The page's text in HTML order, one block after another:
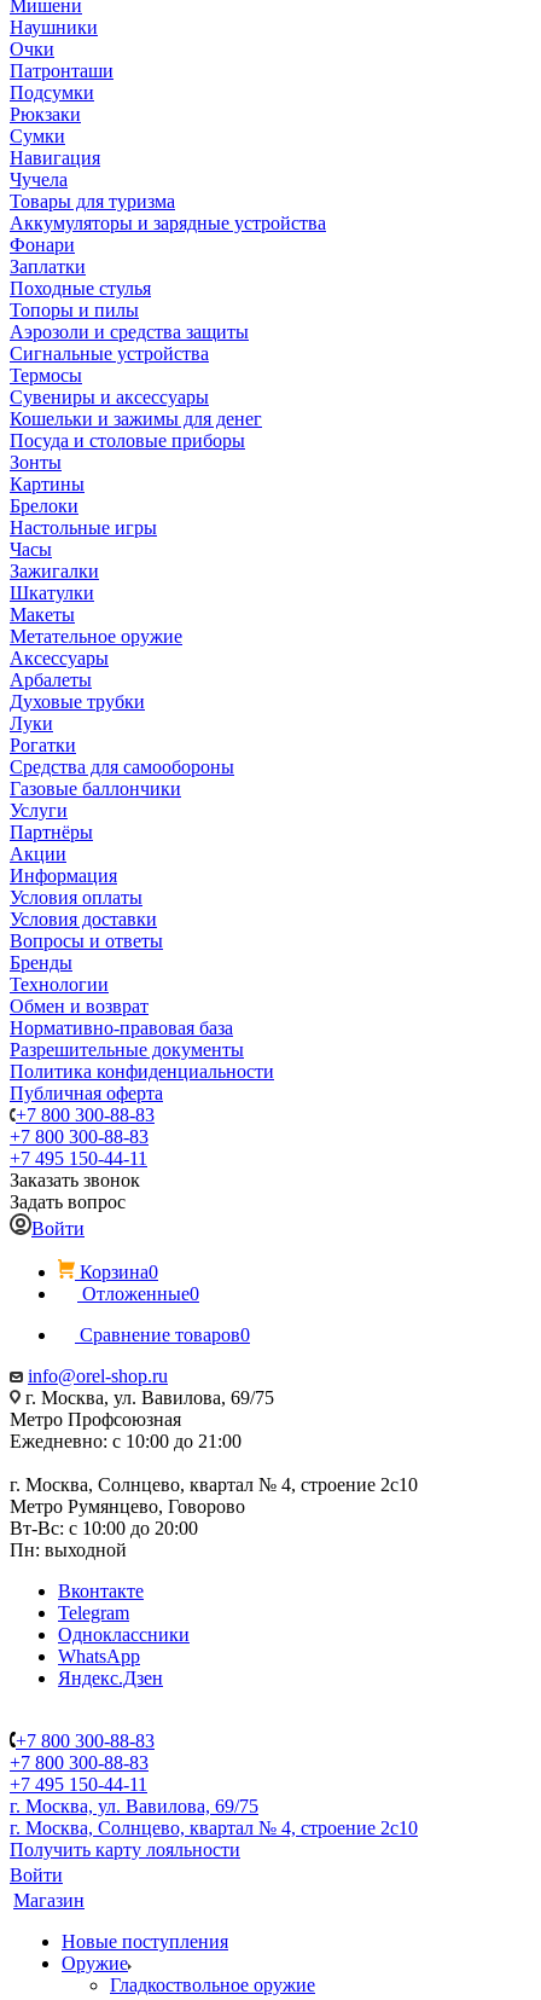
Мишени
Наушники
Очки
Патронташи
Подсумки
Рюкзаки
Сумки
Навигация
Чучела
Товары для туризма
Аккумуляторы и зарядные устройства
Фонари
Заплатки
Походные стулья
Топоры и пилы
Аэрозоли и средства защиты
Сигнальные устройства
Термосы
Сувениры и аксессуары
Кошельки и зажимы для денег
Посуда и столовые приборы
Зонты
Картины
Брелоки
Настольные игры
Часы
Зажигалки
Шкатулки
Макеты
Метательное оружие
Аксессуары
Арбалеты
Духовые трубки
Луки
Рогатки
Средства для самообороны
Газовые баллончики
Услуги
Партнёры
Акции
Информация
Условия оплаты
Условия доставки
Вопросы и ответы
Бренды
Технологии
Обмен и возврат
Нормативно-правовая база
Разрешительные документы
Политика конфиденциальности
Публичная оферта
+7 800 300-88-83
+7 800 300-88-83
+7 495 150-44-11
Заказать звонок
Задать вопрос
Войти
Корзина0
Отложенные0
Сравнение товаров0
info@orel-shop.ru
г. Москва, ул. Вавилова, 69/75
Метро Профсоюзная
Ежедневно: с 10:00 до 21:00
г. Москва, Солнцево, квартал № 4, строение 2с10
Метро Румянцево, Говорово
Вт-Вс: с 10:00 до 20:00
Пн: выходной
Вконтакте
Telegram
Одноклассники
WhatsApp
Яндекс.Дзен
+7 800 300-88-83
+7 800 300-88-83
+7 495 150-44-11
г. Москва, ул. Вавилова, 69/75
г. Москва, Солнцево, квартал № 4, строение 2с10
Получить карту лояльности
Войти
Магазин
Новые поступления
Оружие
Гладкоствольное оружие